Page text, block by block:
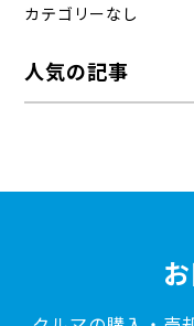
カテゴリーなし
人気の記事